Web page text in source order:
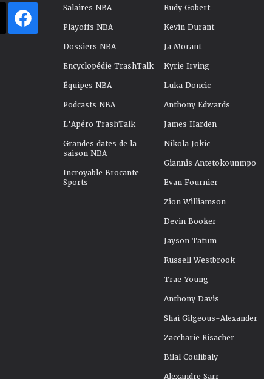
Salaires NBA
Playoffs NBA
Dossiers NBA
Encyclopédie TrashTalk
Équipes NBA
Podcasts NBA
L'Apéro TrashTalk
Grandes dates de la
saison NBA
Incroyable Brocante
Sports
Rudy Gobert
Kevin Durant
Ja Morant
Kyrie Irving
Luka Doncic
Anthony Edwards
James Harden
Nikola Jokic
Giannis Antetokounmpo
Evan Fournier
Zion Williamson
Devin Booker
Jayson Tatum
Russell Westbrook
Trae Young
Anthony Davis
Shai Gilgeous-Alexander
Zaccharie Risacher
Bilal Coulibaly
Alexandre Sarr